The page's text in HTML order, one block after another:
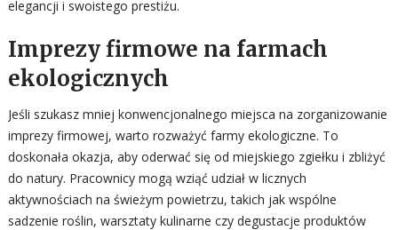
elegancji i swoistego prestiżu.
Imprezy firmowe na farmach
ekologicznych
Jeśli szukasz mniej konwencjonalnego miejsca na zorganizowanie
imprezy firmowej, warto rozważyć farmy ekologiczne. To
doskonała okazja, aby oderwać się od miejskiego zgiełku i zbliżyć
do natury. Pracownicy mogą wziąć udział w licznych
aktywnościach na świeżym powietrzu, takich jak wspólne
sadzenie roślin, warsztaty kulinarne czy degustacje produktów